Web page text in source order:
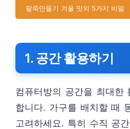
팥죽만들기 겨울 맛의 5가지 비밀
1. 공간 활용하기
컴퓨터방의 공간을 최대한
합니다. 가구를 배치할 때
고려하세요. 특히 수직 공